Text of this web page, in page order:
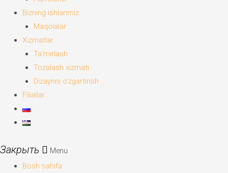
Bizning ishlarimiz
Maqolalar
Xizmatlar
Ta’mirlash
Tozalash xizmati
Dizaynni o’zgartirish
Filiallar
Menu
Bosh sahifa